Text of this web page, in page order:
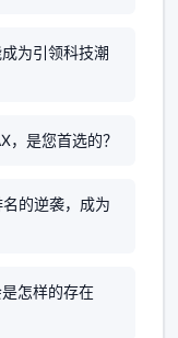
为引领科技潮
，是您首选的？
的逆袭，成为
怎样的存在